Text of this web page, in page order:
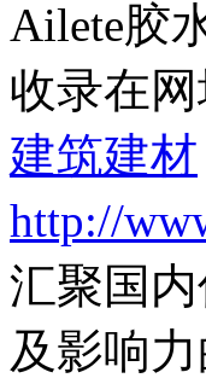
Ailete胶
收录在
建筑建材
http://
汇聚国
及影响